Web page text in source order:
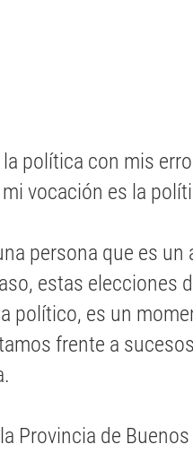
política con mis
vocación es la
persona que es
estas elecciones
político, es un
frente a
Provincia de